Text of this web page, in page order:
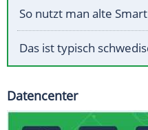
So nutzt man alte
Das ist typisch
Datencenter